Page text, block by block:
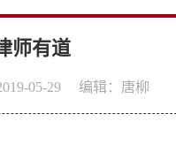
师有道
05-29 编辑：唐柳